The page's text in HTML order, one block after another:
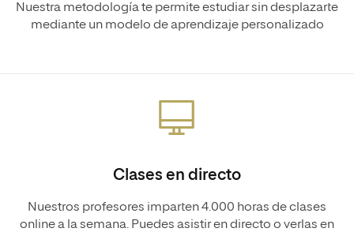
Nuestra metodología te permite estudiar sin desplazarte
mediante un modelo de aprendizaje personalizado
Clases en directo
Nuestros profesores imparten 4.000 horas de clases
online a la semana. Puedes asistir en directo o verlas en